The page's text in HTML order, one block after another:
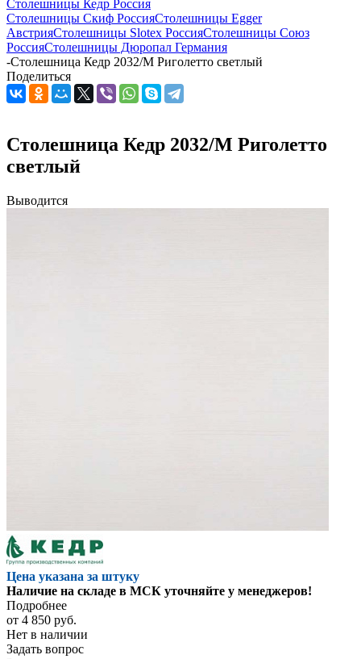
Столешницы Кедр Россия
Столешницы Скиф РоссияСтолешницы Egger
АвстрияСтолешницы Slotex РоссияСтолешницы Союз
РоссияСтолешницы Дюропал Германия
-Столешница Кедр 2032/M Риголетто светлый
Поделиться
Столешница Кедр 2032/M Риголетто
светлый
Выводится
Цена указана за штуку
Наличие на складе в МСК уточняйте у менеджеров!
Подробнее
от 4 850 руб.
Нет в наличии
Задать вопрос